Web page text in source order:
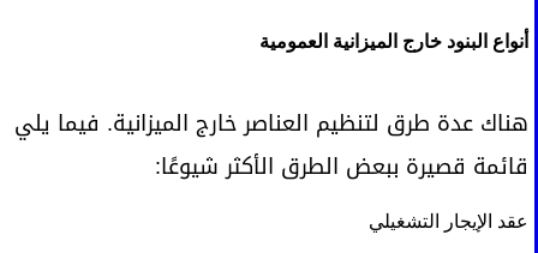
أنواع البنود خارج الميزانية العمومية
هناك عدة طرق لتنظيم العناصر خارج الميزانية. فيما يلي
قائمة قصيرة ببعض الطرق الأكثر شيوعًا:
عقد الإيجار التشغيلي